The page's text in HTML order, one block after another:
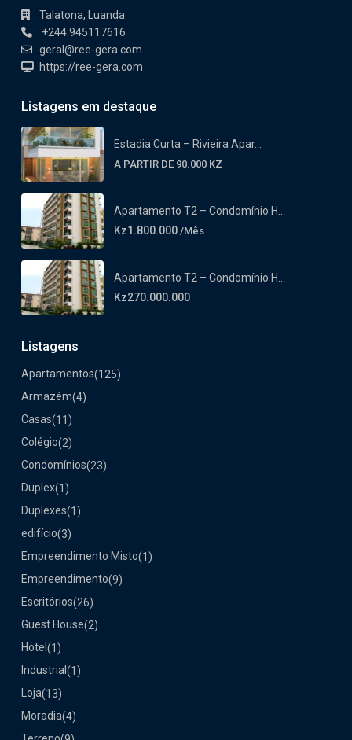
Talatona, Luanda
+244.945117616
geral@ree-gera.com
https://ree-gera.com
Listagens em destaque
Estadia Curta – Rivieira Apar...
A PARTIR DE 90.000 KZ
Apartamento T2 – Condomínio H...
Kz1.800.000 /Mês
Apartamento T2 – Condomínio H...
Kz270.000.000
Listagens
Apartamentos(125)
Armazém(4)
Casas(11)
Colégio(2)
Condomínios(23)
Duplex(1)
Duplexes(1)
edifício(3)
Empreendimento Misto(1)
Empreendimento(9)
Escritórios(26)
Guest House(2)
Hotel (1)
Industrial (1)
Loja(13)
Moradia(4)